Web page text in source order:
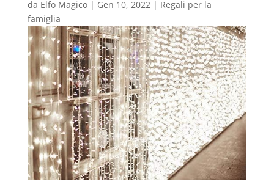
da Elfo Magico| Gen 10, 2022| Regali per la
famiglia